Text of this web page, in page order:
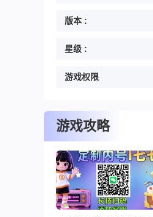
版本 :
星级 :
游戏权限
游戏攻略